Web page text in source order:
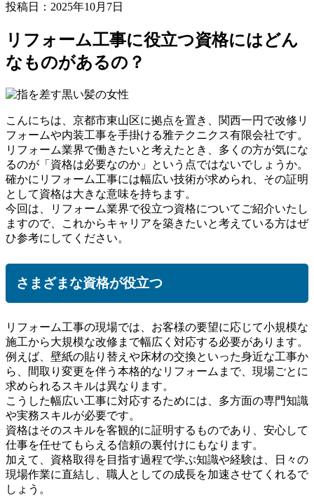
投稿日：2025年10月7日
リフォーム工事に役立つ資格にはどん
なものがあるの？
こんにちは、京都市東山区に拠点を置き、関西一円で改修リ
フォームや内装工事を手掛ける雅テクニクス有限会社です。
リフォーム業界で働きたいと考えたとき、多くの方が気にな
るのが「資格は必要なのか」という点ではないでしょうか。
確かにリフォーム工事には幅広い技術が求められ、その証明
として資格は大きな意味を持ちます。
今回は、リフォーム業界で役立つ資格についてご紹介いたし
ますので、これからキャリアを築きたいと考えている方はぜ
ひ参考にしてください。
さまざまな資格が役立つ
リフォーム工事の現場では、お客様の要望に応じて小規模な
施工から大規模な改修まで幅広く対応する必要があります。
例えば、壁紙の貼り替えや床材の交換といった身近な工事か
ら、間取り変更を伴う本格的なリフォームまで、現場ごとに
求められるスキルは異なります。
こうした幅広い工事に対応するためには、多方面の専門知識
や実務スキルが必要です。
資格はそのスキルを客観的に証明するものであり、安心して
仕事を任せてもらえる信頼の裏付けにもなります。
加えて、資格取得を目指す過程で学ぶ知識や経験は、日々の
現場作業に直結し、職人としての成長を加速させてくれるで
しょう。